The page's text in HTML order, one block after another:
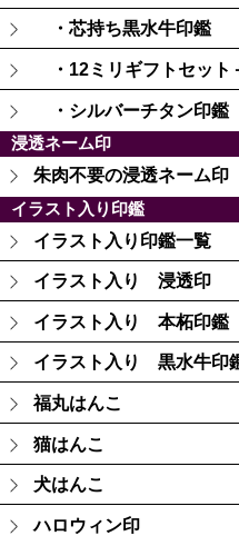
・芯持ち黒水牛印鑑
・12ミリギフトセット
・シルバーチタン印鑑
浸透ネーム印
朱肉不要の浸透ネーム印
イラスト入り印鑑
イラスト入り印鑑一覧
イラスト入り 浸透印
イラスト入り 本柘印鑑
イラスト入り 黒水牛印
福丸はんこ
猫はんこ
犬はんこ
ハロウィン印